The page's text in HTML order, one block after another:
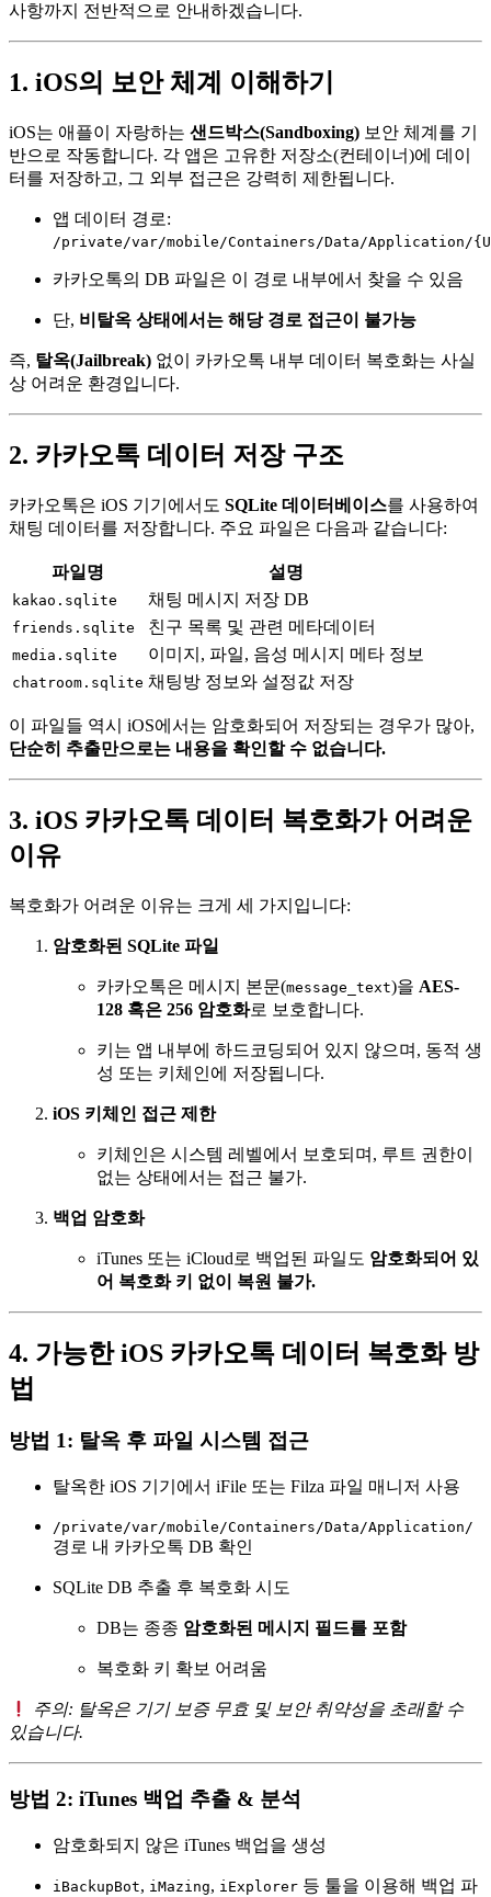
사항까지 전반적으로 안내하겠습니다.
1. iOS의 보안 체계 이해하기
iOS는 애플이 자랑하는 샌드박스(Sandboxing) 보안 체계를 기
반으로 작동합니다. 각 앱은 고유한 저장소(컨테이너)에 데이
터를 저장하고, 그 외부 접근은 강력히 제한됩니다.
앱 데이터 경로:
/private/var/mobile/Containers/Data/Application/
카카오톡의 DB 파일은 이 경로 내부에서 찾을 수 있음
단, 비탈옥 상태에서는 해당 경로 접근이 불가능
즉, 탈옥(Jailbreak) 없이 카카오톡 내부 데이터 복호화는 사실
상 어려운 환경입니다.
2. 카카오톡 데이터 저장 구조
카카오톡은 iOS 기기에서도 SQLite 데이터베이스를 사용하여
채팅 데이터를 저장합니다. 주요 파일은 다음과 같습니다:
파일명 설명
kakao.sqlite 채팅 메시지 저장 DB
friends.sqlite 친구 목록 및 관련 메타데이터
media.sqlite 이미지, 파일, 음성 메시지 메타 정보
chatroom.sqlite 채팅방 정보와 설정값 저장
이 파일들 역시 iOS에서는 암호화되어 저장되는 경우가 많아,
단순히 추출만으로는 내용을 확인할 수 없습니다.
3. iOS 카카오톡 데이터 복호화가 어려운
이유
복호화가 어려운 이유는 크게 세 가지입니다:
암호화된 SQLite 파일
카카오톡은 메시지 본문(message_text)을 AES-
128 혹은 256 암호화로 보호합니다.
키는 앱 내부에 하드코딩되어 있지 않으며, 동적 생
성 또는 키체인에 저장됩니다.
iOS 키체인 접근 제한
키체인은 시스템 레벨에서 보호되며, 루트 권한이
없는 상태에서는 접근 불가.
백업 암호화
iTunes 또는 iCloud로 백업된 파일도 암호화되어 있
어 복호화 키 없이 복원 불가.
4. 가능한 iOS 카카오톡 데이터 복호화 방
법
방법 1: 탈옥 후 파일 시스템 접근
탈옥한 iOS 기기에서 iFile 또는 Filza 파일 매니저 사용
/private/var/mobile/Containers/Data/Application/
경로 내 카카오톡 DB 확인
SQLite DB 추출 후 복호화 시도
DB는 종종 암호화된 메시지 필드를 포함
복호화 키 확보 어려움
주의: 탈옥은 기기 보증 무효 및 보안 취약성을 초래할 수
있습니다.
방법 2: iTunes 백업 추출 & 분석
암호화되지 않은 iTunes 백업을 생성
iBackupBot, iMazing, iExplorer 등 툴을 이용해 백업 파